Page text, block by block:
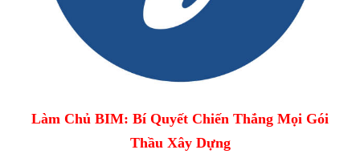
Làm Chủ BIM: Bí Quyết Chiến Thắng Mọi Gói
Thầu Xây Dựng